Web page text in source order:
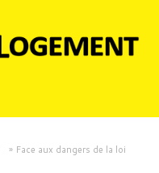
» Face aux dangers de la loi